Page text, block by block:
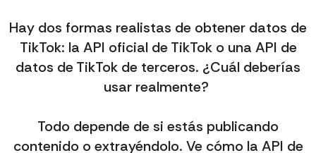
Hay dos formas realistas de obtener datos de
TikTok: la API oficial de TikTok o una API de
datos de TikTok de terceros. ¿Cuál deberías
usar realmente?
Todo depende de si estás publicando
contenido o extrayéndolo. Ve cómo la API de